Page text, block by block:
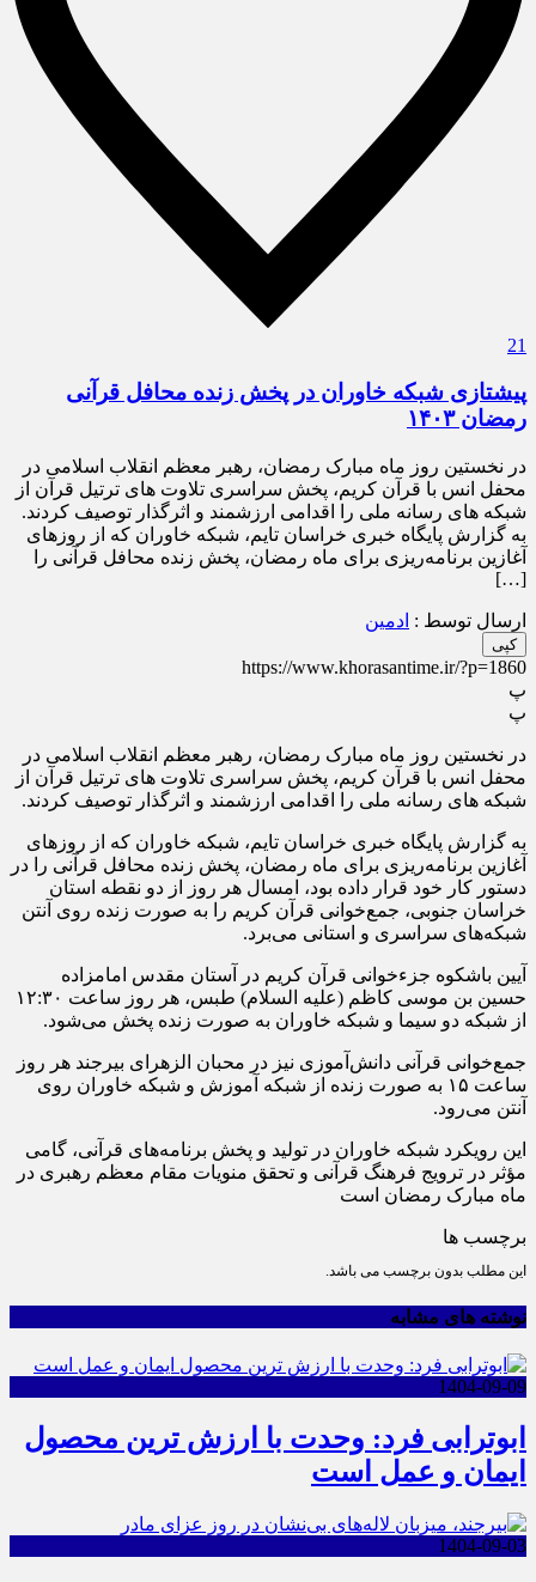
21
پیشتازی شبکه خاوران در پخش زنده محافل قرآنی
رمضان ۱۴۰۳
در نخستین روز ماه مبارک رمضان، رهبر معظم انقلاب اسلامی در
محفل انس با قرآن کریم، پخش سراسری تلاوت های ترتیل قرآن از
شبکه های رسانه ملی را اقدامی ارزشمند و اثرگذار توصیف کردند.
به گزارش پایگاه خبری خراسان تایم، شبکه خاوران که از روز‌های
آغازین برنامه‌ریزی برای ماه رمضان، پخش زنده محافل قرآنی را
[…]
ارسال توسط : ادمین
کپی
https://www.khorasantime.ir/?p=1860
پ
پ
در نخستین روز ماه مبارک رمضان، رهبر معظم انقلاب اسلامی در
محفل انس با قرآن کریم، پخش سراسری تلاوت های ترتیل قرآن از
شبکه های رسانه ملی را اقدامی ارزشمند و اثرگذار توصیف کردند.
به گزارش پایگاه خبری خراسان تایم، شبکه خاوران که از روز‌های
آغازین برنامه‌ریزی برای ماه رمضان، پخش زنده محافل قرآنی را در
دستور کار خود قرار داده بود، امسال هر روز از دو نقطه استان
خراسان جنوبی، جمع‌خوانی قرآن کریم را به صورت زنده روی آنتن
شبکه‌های سراسری و استانی می‌برد.
آیین باشکوه جزء‌خوانی قرآن کریم در آستان مقدس امامزاده
حسین بن موسی کاظم (علیه السلام) طبس، هر روز ساعت ۱۲:۳۰
از شبکه دو سیما و شبکه خاوران به صورت زنده پخش می‌شود.
جمع‌خوانی قرآنی دانش‌آموزی نیز در محبان الزهرای بیرجند هر روز
ساعت ۱۵ به صورت زنده از شبکه آموزش و شبکه خاوران روی
آنتن می‌رود.
این رویکرد شبکه خاوران در تولید و پخش برنامه‌های قرآنی، گامی
مؤثر در ترویج فرهنگ قرآنی و تحقق منویات مقام معظم رهبری در
ماه مبارک رمضان است
برچسب ها
این مطلب بدون برچسب می باشد.
نوشته های مشابه
1404-09-09
ابوترابی فرد: وحدت با ارزش ترین محصول
ایمان و عمل است
1404-09-03